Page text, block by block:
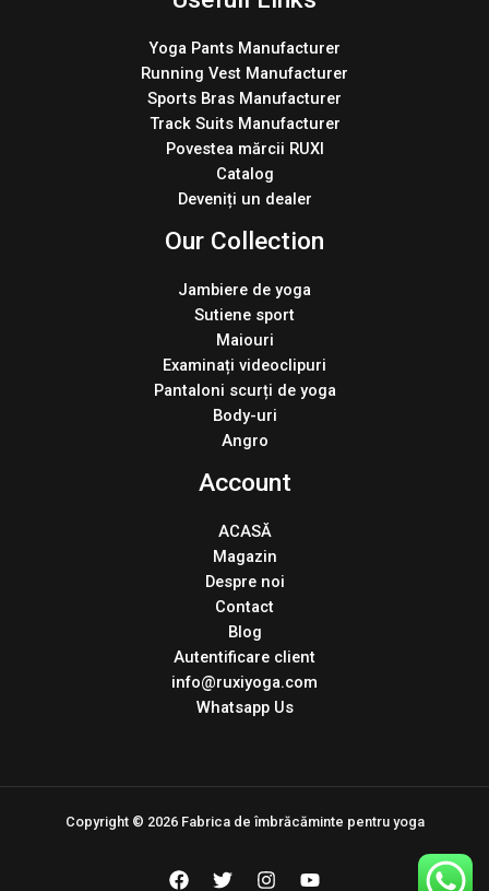
Yoga Pants Manufacturer
Running Vest Manufacturer
Sports Bras Manufacturer
Track Suits Manufacturer
Povestea mărcii RUXI
Catalog
Deveniți un dealer
Our Collection
Jambiere de yoga
Sutiene sport
Maiouri
Examinați videoclipuri
Pantaloni scurți de yoga
Body-uri
Angro
Account
ACASĂ
Magazin
Despre noi
Contact
Blog
Autentificare client
info@ruxiyoga.com
Whatsapp Us
Copyright © 2026 Fabrica de îmbrăcăminte pentru yoga